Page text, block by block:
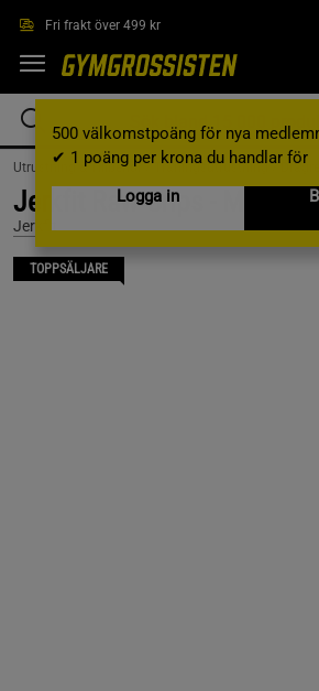
Fri frakt över 499 kr
500 välkomstpoäng för nya
✔ 1 poäng per krona du handlar för
Logga in
Utrustning & Tillbehör / Träningsutrustning /
Jerkfit Raw Grips - MEDIUM
Jerkfit
TOPPSÄLJARE